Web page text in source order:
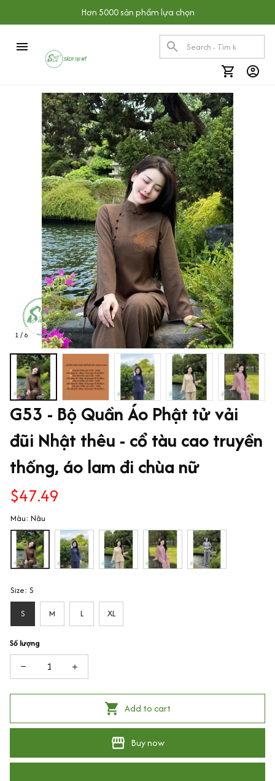
Hơn 5000 sản phẩm lựa chọn
1 / 6
G53 - Bộ Quần Áo Phật tử vải
đũi Nhật thêu - cổ tàu cao truyền
thống, áo lam đi chùa nữ
$47.49
Màu: Nâu
Size: S
S M L XL
Số lượng
Add to cart
Buy now